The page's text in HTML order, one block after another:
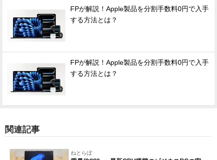
FPが解説！Apple製品を分割手数料0円で入手
する方法とは？
FPが解説！Apple製品を分割手数料0円で入手
する方法とは？
関連記事
ねとらぼ